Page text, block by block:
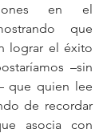
en el
que
lograr el éxito
–sin
que quien lee
de recordar
asocia con